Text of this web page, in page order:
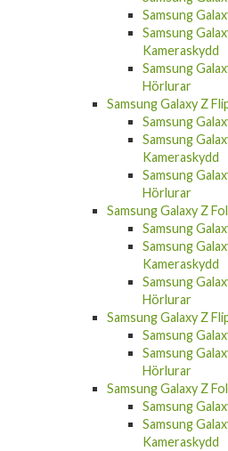
Samsung
Samsung
Kameraskydd
Samsung
Hörlurar
Samsung Galaxy Z
Samsung
Samsung
Kameraskydd
Samsung
Hörlurar
Samsung Galaxy Z
Samsung
Samsung
Kameraskydd
Samsung
Hörlurar
Samsung Galaxy Z
Samsung
Samsung
Hörlurar
Samsung Galaxy Z
Samsung
Samsung
Kameraskydd